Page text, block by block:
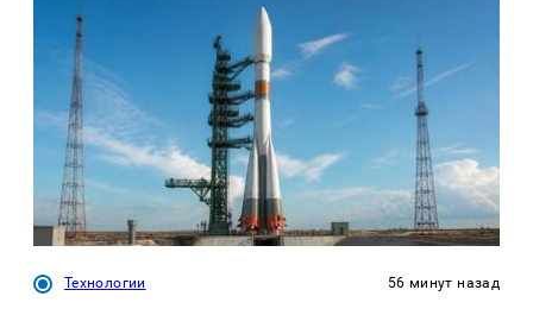
Технологии 56 минут назад